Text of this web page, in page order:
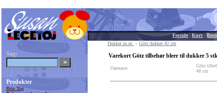
Forside|Kurv |
Søg:
Produkter
Brio Tog
Dukker m.m. » Götz dukker 42 cm
Varekort Götz tilbehør bleer til dukker 5
Varenavn
Götz
48 cm